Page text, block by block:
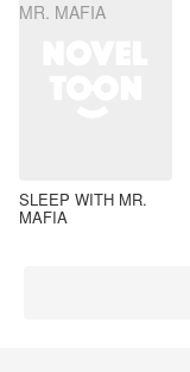
SLEEP WITH MR.
MAFIA